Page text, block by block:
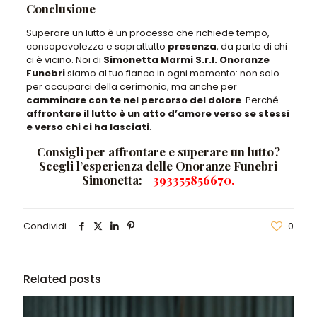
Conclusione
Superare un lutto è un processo che richiede tempo,
consapevolezza e soprattutto presenza, da parte di chi
ci è vicino. Noi di Simonetta Marmi S.r.l. Onoranze
Funebrisiamo al tuo fianco in ogni momento: non solo
per occuparci della cerimonia, ma anche per
camminare con te nel percorso del dolore. Perché
affrontare il lutto è un atto d’amore verso se stessi
e verso chi ci ha lasciati.
Consigli per affrontare e superare un lutto?
Scegli l’esperienza delle Onoranze Funebri
Simonetta: +393355856670.
Condividi 0
Related posts